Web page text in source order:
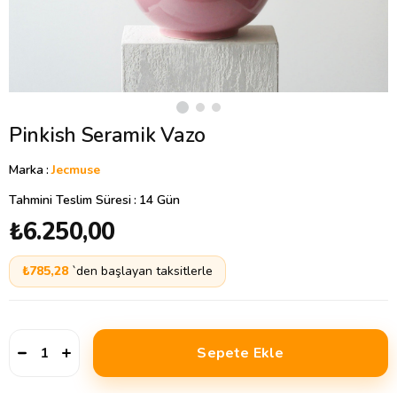
Pinkish Seramik Vazo
Marka: Jecmuse
Tahmini Teslim Süresi: 14 Gün
₺6.250,00
₺785,28 `den başlayan taksitlerle